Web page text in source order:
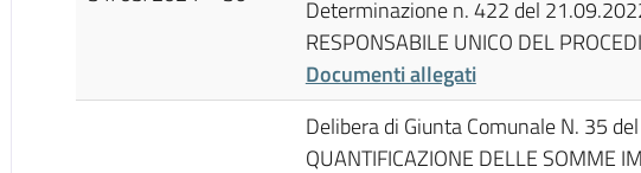
Determinazione n. 422 del
RESPONSABILE UNICO DEL
Documenti allegati
Delibera di Giunta Comunale N. 35
QUANTIFICAZIONE DELLE SOMME